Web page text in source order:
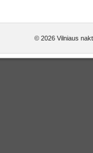
© 2026 Vilniaus